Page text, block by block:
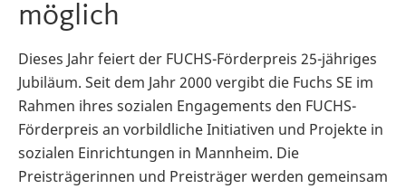
möglich
Dieses Jahr feiert der FUCHS-Förderpreis 25-jähriges
Jubiläum. Seit dem Jahr 2000 vergibt die Fuchs SE im
Rahmen ihres sozialen Engagements den FUCHS-
Förderpreis an vorbildliche Initiativen und Projekte in
sozialen Einrichtungen in Mannheim. Die
Preisträgerinnen und Preisträger werden gemeinsam